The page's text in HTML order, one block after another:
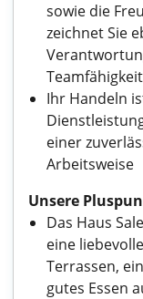
sowie die
zeichnet Sie
Teamfähigkeit
Ihr Handeln
einer
Arbeitsweise
Unsere
Das Haus
eine
Terrassen,
gutes Essen